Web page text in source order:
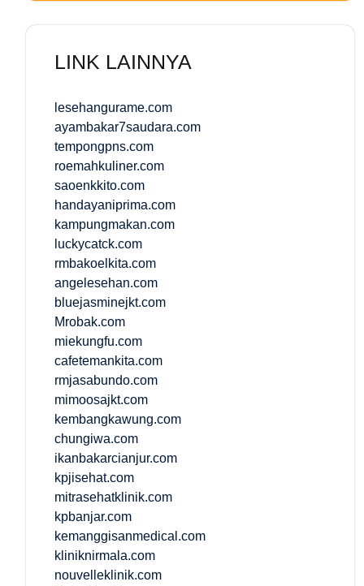
LINK LAINNYA
lesehangurame.com
ayambakar7saudara.com
tempongpns.com
roemahkuliner.com
saoenkkito.com
handayaniprima.com
kampungmakan.com
luckycatck.com
rmbakoelkita.com
angelesehan.com
bluejasminejkt.com
Mrobak.com
miekungfu.com
cafetemankita.com
rmjasabundo.com
mimoosajkt.com
kembangkawung.com
chungiwa.com
ikanbakarcianjur.com
kpjisehat.com
mitrasehatklinik.com
kpbanjar.com
kemanggisanmedical.com
kliniknirmala.com
nouvelleklinik.com